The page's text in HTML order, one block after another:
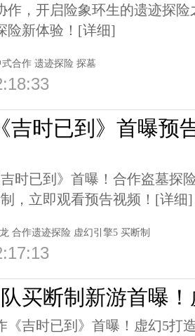
作，开启险象环生的遗迹探
新体验！ [详细]
式合作 遗迹探险 探墓
吉时已到》首曝预
时已到》首曝！合作盗墓探
，立即观看预告视频！ [详细]
合作遗迹探险 虚幻引擎5 买断制
队买断制新游首曝
《吉时已到》首曝！虚幻5打